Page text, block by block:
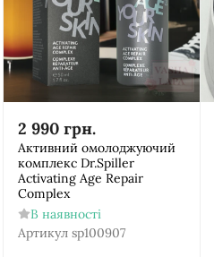
2 990 грн.
Активний омолоджуючий
комплекс Dr.Spiller
Activating Age Repair
Complex
В наявності
Артикул sp100907